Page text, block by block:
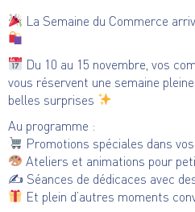
La Semaine du Commerce
Du 10 au 15 novembre, vos
vous réservent une semaine
belles surprises
Au programme :
Promotions spéciales dans
Ateliers et animations pour
✍️ Séances de dédicaces avec
Et plein d’autres moments